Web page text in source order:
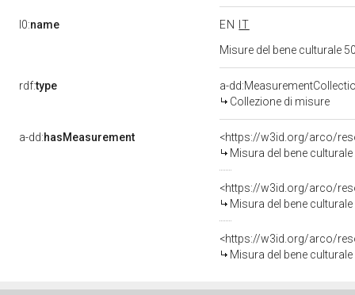
l0:name EN
IT
Misure del bene culturale
rdf:type
a-
Collezione di misure
a-dd:hasMeasurement
<https://w3id.org/arco/
Misura del bene
<https://w3id.org/arco/
Misura del bene
<https://w3id.org/arco/
Misura del bene